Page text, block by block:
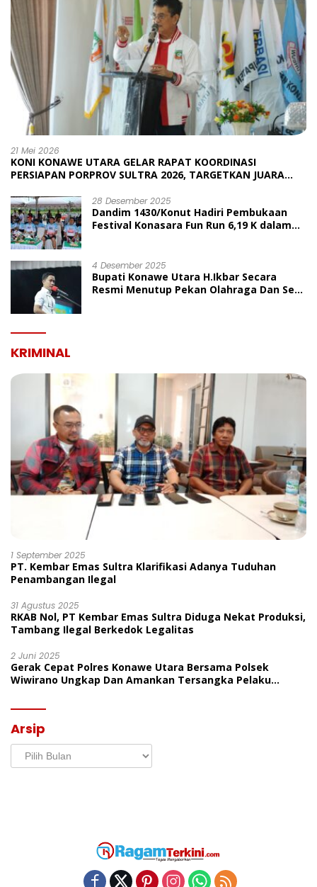
21 Mei 2026
KONI KONAWE UTARA GELAR RAPAT KOORDINASI
PERSIAPAN PORPROV SULTRA 2026, TARGETKAN JUARA
28 Desember 2025
Dandim 1430/Konut Hadiri Pembukaan
Festival Konasara Fun Run 6,19 K dalam
4 Desember 2025
Bupati Konawe Utara H.Ikbar Secara
Resmi Menutup Pekan Olahraga Dan Seni
KRIMINAL
1 September 2025
PT. Kembar Emas Sultra Klarifikasi Adanya Tuduhan
Penambangan Ilegal
31 Agustus 2025
RKAB Nol, PT Kembar Emas Sultra Diduga Nekat Produksi,
Tambang Ilegal Berkedok Legalitas
2 Juni 2025
Gerak Cepat Polres Konawe Utara Bersama Polsek
Wiwirano Ungkap Dan Amankan Tersangka Pelaku
Arsip
Arsip